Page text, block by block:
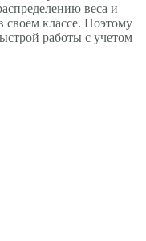
веса и
классе. Поэтому
работы с учетом